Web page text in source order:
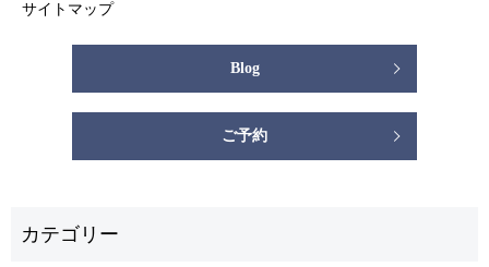
サイトマップ
Blog
ご予約